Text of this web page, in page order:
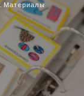
Материалы